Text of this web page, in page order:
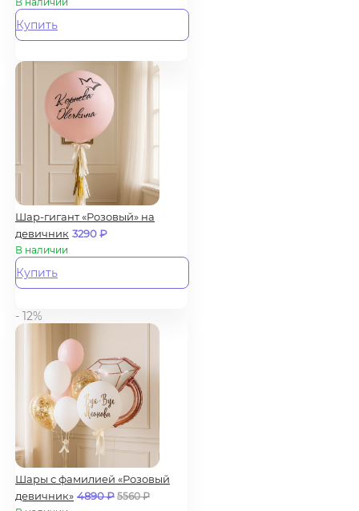
Купить
Шар-гигант «Розовый» на
девичник 3290₽
В наличии
Купить
- 12%
Шары с фамилией «Розовый
девичник» 4890₽ 5560₽